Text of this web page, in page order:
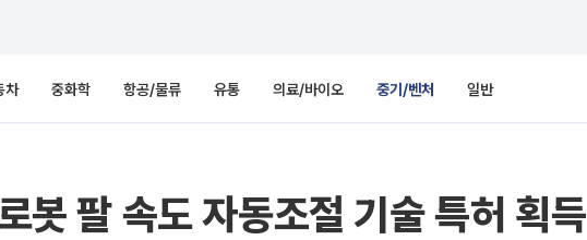
차 중화학 항공/물류 유통 의료/바이오 중기/벤처 일반
봇 팔 속도 자동조절 기술 특허 획득